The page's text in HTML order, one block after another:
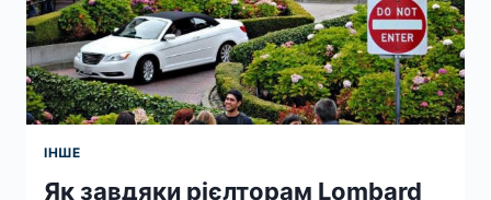
ІНШЕ
Як завдяки рієлторам Lombard